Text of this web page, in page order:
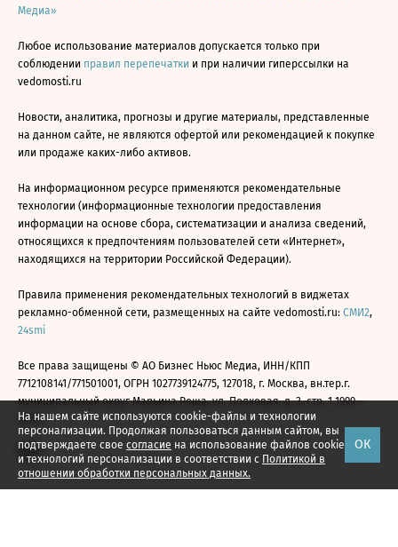
На нашем сайте используются cookie-файлы и технологии
персонализации. Продолжая пользоваться данным сайтом, вы
подтверждаете свое согласие на использование файлов cookie
и технологий персонализации в соответствии с Политикой в
отношении обработки персональных данных.
ОК
Медиа»
Любое использование материалов допускается только при
соблюдении правил перепечатки и при наличии гиперссылки на
vedomosti.ru
Новости, аналитика, прогнозы и другие материалы, представленные
на данном сайте, не являются офертой или рекомендацией к покупке
или продаже каких-либо активов.
На информационном ресурсе применяются рекомендательные
технологии (информационные технологии предоставления
информации на основе сбора, систематизации и анализа сведений,
относящихся к предпочтениям пользователей сети «Интернет»,
находящихся на территории Российской Федерации).
Правила применения рекомендательных технологий в виджетах
рекламно-обменной сети, размещенных на сайте vedomosti.ru: СМИ2,
24smi
Все права защищены © АО Бизнес Ньюс Медиа, ИНН/КПП
7712108141/771501001, ОГРН 1027739124775, 127018, г. Москва, вн.тер.г.
муниципальный округ Марьина Роща, ул. Полковая, д. 3, стр. 1 1999—
2026